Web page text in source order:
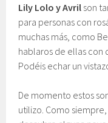
Lily Lolo y Avril son
para personas con
muchas más, como
hablaros de ellas con
Podéis echar un
De momento estos
utilizo. Como